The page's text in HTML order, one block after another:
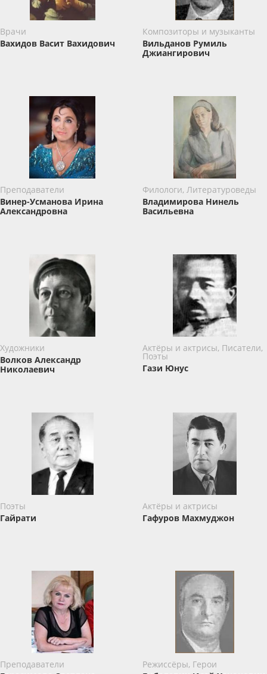
Врачи
Вахидов Васит Вахидович
Композиторы и музыканты
Вильданов Румиль
Джиангирович
Преподаватели
Винер-Усманова Ирина
Александровна
Филологи, Литературоведы
Владимирова Нинель
Васильевна
Художники
Волков Александр
Николаевич
Актёры и актрисы, Писатели,
Поэты
Гази Юнус
Поэты
Гайрати
Актёры и актрисы
Гафуров Махмуджон
Преподаватели
Режиссёры, Герои